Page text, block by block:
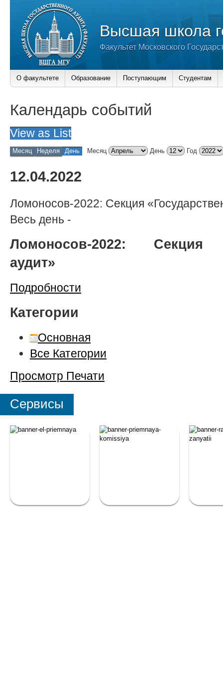
Высшая школа
Факультет Московского
О факультете Образование Поступающим Студентам
Календарь событий
View as List
Месяц Неделя День Месяц День Год
12.04.2022
Ломоносов-2022: Секция
Весь день -
Ломоносов-2022: Секция
аудит»
Подробности
Категории
Основная
Все Категории
Просмотр Печати
Сервисы